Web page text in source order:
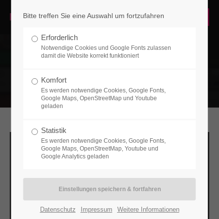
Benutzername
Passwort
Anmelden
Register|Lost your password?
Support
Bitte treffen Sie eine Auswahl um fortzufahren
Erforderlich
Notwendige Cookies und Google Fonts zulassen
damit die Website korrekt funktioniert
Komfort
Es werden notwendige Cookies, Google Fonts,
Google Maps, OpenStreetMap und Youtube
geladen
Statistik
Es werden notwendige Cookies, Google Fonts,
Google Maps, OpenStreetMap, Youtube und
Google Analytics geladen
Datenschutz Impressum Weitere Informationen